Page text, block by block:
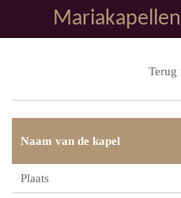
direct
Terug
Naam van de kapel
Plaats